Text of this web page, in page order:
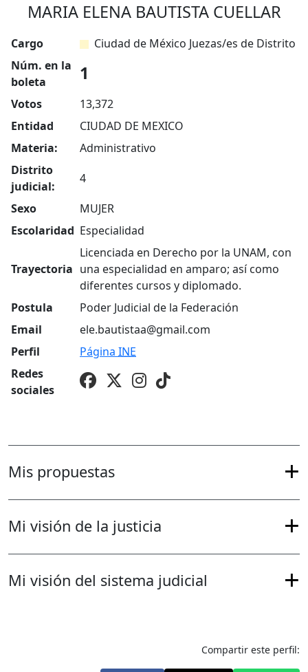
MARIA ELENA BAUTISTA CUELLAR
Cargo
Ciudad de México Juezas/es de Distrito
Núm. en la
boleta
1
Votos
13,372
Entidad
CIUDAD DE MEXICO
Materia:
Administrativo
Distrito
judicial:
4
Sexo
MUJER
Escolaridad Especialidad
Trayectoria
Licenciada en Derecho por la UNAM, con
una especialidad en amparo; así como
diferentes cursos y diplomado.
Postula
Poder Judicial de la Federación
Email
ele.bautistaa@gmail.com
Perfil
Página INE
Redes
sociales
Mis propuestas
Mi visión de la justicia
Mi visión del sistema judicial
Compartir este perfil: